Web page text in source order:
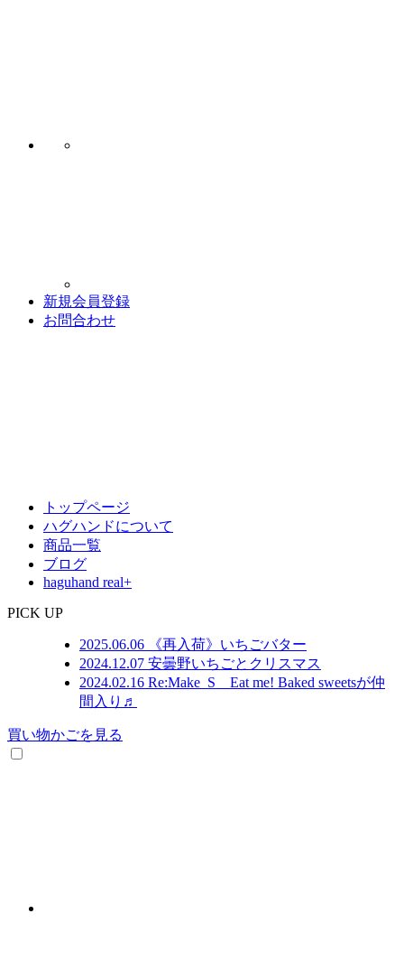
新規会員登録
お問合わせ
トップページ
ハグハンドについて
商品一覧
ブログ
haguhand real+
PICK UP
2025.06.06
《再入荷》いちごバター
2024.12.07 安曇野いちごとクリスマス
2024.02.16 Re:Make_S Eat me! Baked sweetsが仲
間入り♬
買い物かごを見る